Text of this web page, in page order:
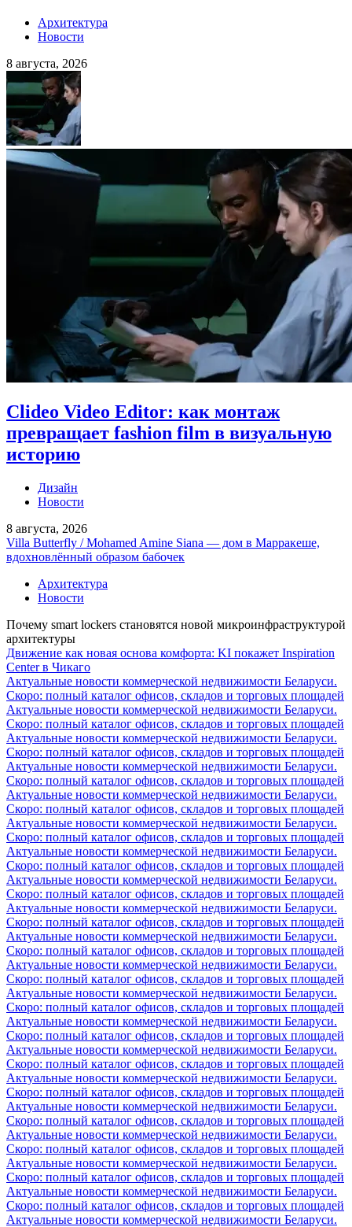
Архитектура
Новости
8 августа, 2026
Clideo Video Editor: как монтаж
превращает fashion film в визуальную
историю
Дизайн
Новости
8 августа, 2026
Villa Butterfly / Mohamed Amine Siana — дом в Марракеше,
вдохновлённый образом бабочек
Архитектура
Новости
Почему smart lockers становятся новой микроинфраструктурой
архитектуры
Движение как новая основа комфорта: KI покажет Inspiration
Center в Чикаго
Актуальные новости коммерческой недвижимости Беларуси.
Скоро: полный каталог офисов, складов и торговых площадей
Актуальные новости коммерческой недвижимости Беларуси.
Скоро: полный каталог офисов, складов и торговых площадей
Актуальные новости коммерческой недвижимости Беларуси.
Скоро: полный каталог офисов, складов и торговых площадей
Актуальные новости коммерческой недвижимости Беларуси.
Скоро: полный каталог офисов, складов и торговых площадей
Актуальные новости коммерческой недвижимости Беларуси.
Скоро: полный каталог офисов, складов и торговых площадей
Актуальные новости коммерческой недвижимости Беларуси.
Скоро: полный каталог офисов, складов и торговых площадей
Актуальные новости коммерческой недвижимости Беларуси.
Скоро: полный каталог офисов, складов и торговых площадей
Актуальные новости коммерческой недвижимости Беларуси.
Скоро: полный каталог офисов, складов и торговых площадей
Актуальные новости коммерческой недвижимости Беларуси.
Скоро: полный каталог офисов, складов и торговых площадей
Актуальные новости коммерческой недвижимости Беларуси.
Скоро: полный каталог офисов, складов и торговых площадей
Актуальные новости коммерческой недвижимости Беларуси.
Скоро: полный каталог офисов, складов и торговых площадей
Актуальные новости коммерческой недвижимости Беларуси.
Скоро: полный каталог офисов, складов и торговых площадей
Актуальные новости коммерческой недвижимости Беларуси.
Скоро: полный каталог офисов, складов и торговых площадей
Актуальные новости коммерческой недвижимости Беларуси.
Скоро: полный каталог офисов, складов и торговых площадей
Актуальные новости коммерческой недвижимости Беларуси.
Скоро: полный каталог офисов, складов и торговых площадей
Актуальные новости коммерческой недвижимости Беларуси.
Скоро: полный каталог офисов, складов и торговых площадей
Актуальные новости коммерческой недвижимости Беларуси.
Скоро: полный каталог офисов, складов и торговых площадей
Актуальные новости коммерческой недвижимости Беларуси.
Скоро: полный каталог офисов, складов и торговых площадей
Актуальные новости коммерческой недвижимости Беларуси.
Скоро: полный каталог офисов, складов и торговых площадей
Актуальные новости коммерческой недвижимости Беларуси.